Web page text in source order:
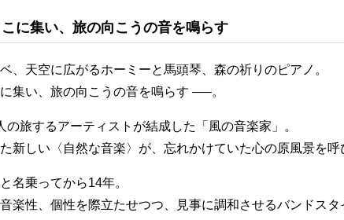
に集い、旅の向こうの音を鳴らす
、天空に広がるホーミーと馬頭琴、森の祈りのピアノ。
集い、旅の向こうの音を鳴らす —–。
の旅するアーティストが結成した「風の音楽家」。
新しい〈自然な音楽〉が、忘れかけていた心の原風景を呼
名乗ってから14年。
楽性、個性を際立たせつつ、見事に調和させるバンドスタ